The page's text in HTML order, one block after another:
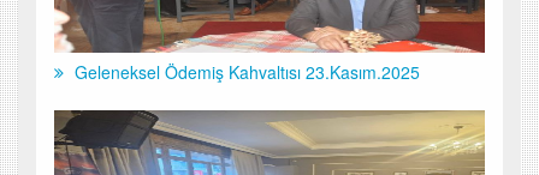
Geleneksel Ödemiş Kahvaltısı 23.Kasım.2025